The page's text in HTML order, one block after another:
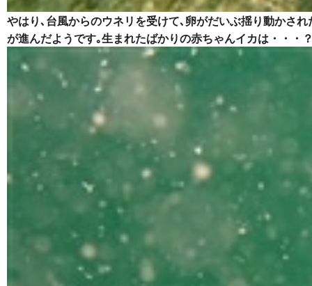
やはり､台風からのウネリを受けて､卵がだいぶ揺り動かさ
が進んだようです｡生まれたばかりの赤ちゃんイカは・・・